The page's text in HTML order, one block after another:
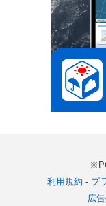
利用規約 - プ
広